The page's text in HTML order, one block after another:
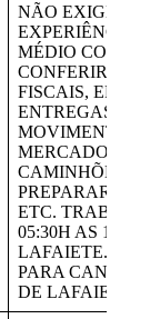
NÃO EXIGE
EXPERIÊNCIA;
MÉDIO
CONFERIR
FISCAIS,
ENTREGAS,
MOVIMENTAR
MERCADORIAS
CAMINHÕES,
PREPARAR
ETC.
05:30H AS
LAFAIETE.
PARA
DE LAFAIETE.